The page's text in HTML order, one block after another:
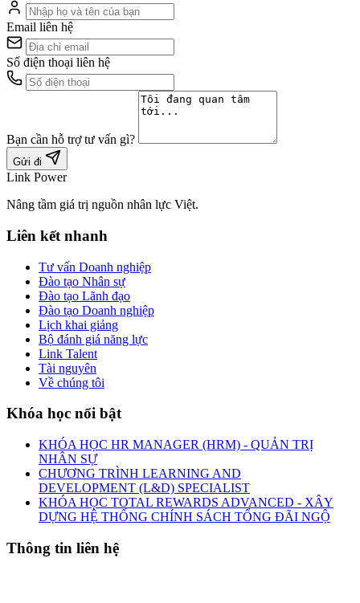
Email liên hệ
Số điện thoại liên hệ
Bạn cần hỗ trợ tư vấn gì?
Gửi đi
Link Power
Nâng tầm giá trị nguồn nhân lực Việt.
Liên kết nhanh
Tư vấn Doanh nghiệp
Đào tạo Nhân sự
Đào tạo Lãnh đạo
Đào tạo Doanh nghiệp
Lịch khai giảng
Bộ đánh giá năng lực
Link Talent
Tài nguyên
Về chúng tôi
Khóa học nổi bật
KHÓA HỌC HR MANAGER (HRM) - QUẢN TRỊ
NHÂN SỰ
CHƯƠNG TRÌNH LEARNING AND
DEVELOPMENT (L&D) SPECIALIST
KHÓA HỌC TOTAL REWARDS ADVANCED - XÂY
DỰNG HỆ THỐNG CHÍNH SÁCH TỔNG ĐÃI NGỘ
Thông tin liên hệ